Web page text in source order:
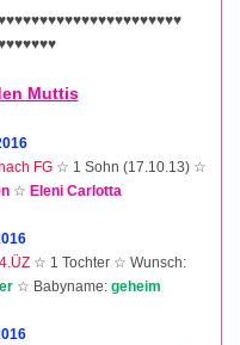
Muttis
FG ☆ 1 Sohn (17.10.13) ☆
☆ Eleni Carlotta
4.ÜZ ☆ 1 Tochter ☆ Wunsch:
☆ Babyname: geheim